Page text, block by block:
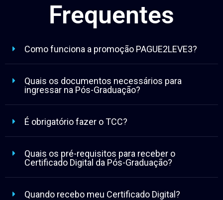
Frequentes
Como funciona a promoção PAGUE2LEVE3?
Quais os documentos necessários para
ingressar na Pós-Graduação?
É obrigatório fazer o TCC?
Quais os pré-requisitos para receber o
Certificado Digital da Pós-Graduação?
Quando recebo meu Certificado Digital?